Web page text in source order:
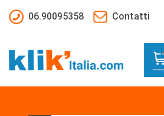
06.90095358
Contatti